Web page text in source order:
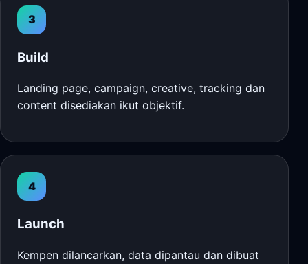
3
Build
Landing page, campaign, creative, tracking dan
content disediakan ikut objektif.
4
Launch
Kempen dilancarkan, data dipantau dan dibuat